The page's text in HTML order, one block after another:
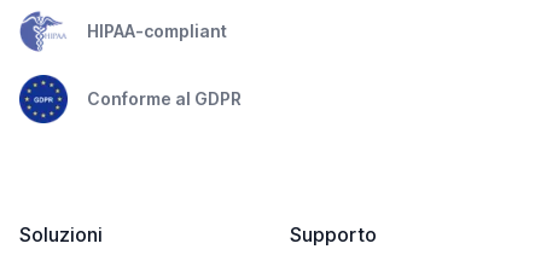
HIPAA-compliant
Conforme al GDPR
Soluzioni
Supporto